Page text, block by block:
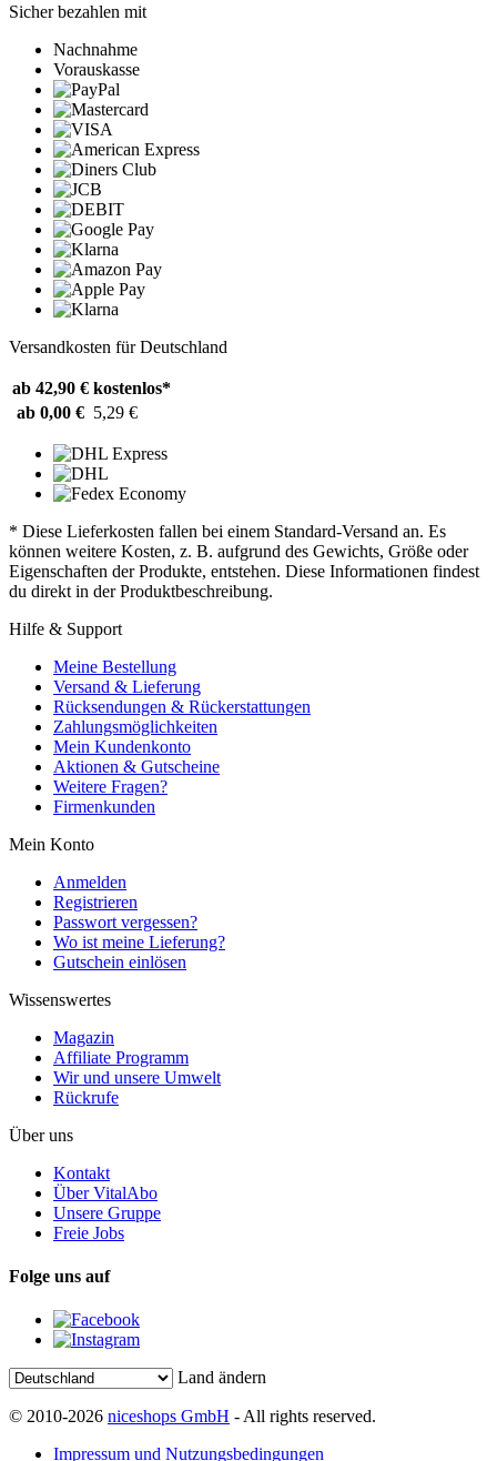
Sicher bezahlen mit
Nachnahme
Vorauskasse
Versandkosten für Deutschland
ab 42,90 € kostenlos*
ab 0,00 € 5,29 €
* Diese Lieferkosten fallen bei einem Standard-Versand an. Es
können weitere Kosten, z. B. aufgrund des Gewichts, Größe oder
Eigenschaften der Produkte, entstehen. Diese Informationen findest
du direkt in der Produktbeschreibung.
Hilfe & Support
Meine Bestellung
Versand & Lieferung
Rücksendungen & Rückerstattungen
Zahlungsmöglichkeiten
Mein Kundenkonto
Aktionen & Gutscheine
Weitere Fragen?
Firmenkunden
Mein Konto
Anmelden
Registrieren
Passwort vergessen?
Wo ist meine Lieferung?
Gutschein einlösen
Wissenswertes
Magazin
Affiliate Programm
Wir und unsere Umwelt
Rückrufe
Über uns
Kontakt
Über VitalAbo
Unsere Gruppe
Freie Jobs
Folge uns auf
Land ändern
© 2010-2026 niceshops GmbH - All rights reserved.
Impressum und Nutzungsbedingungen